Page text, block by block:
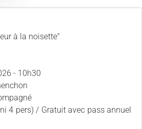
à la noisette"
- 10h30
4 pers) / Gratuit avec pass annuel